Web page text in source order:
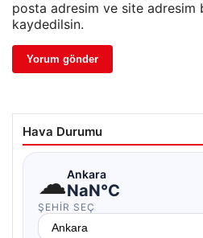
posta adresim ve site adresim
kaydedilsin.
Hava Durumu
☁Ankara
NaN°C
ŞEHIR SEÇ